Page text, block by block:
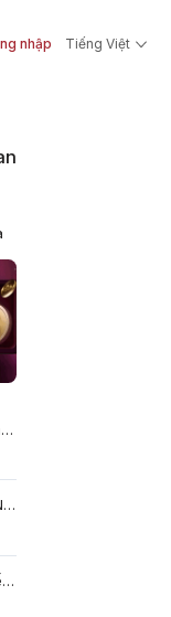
nhập Tiếng Việt
Đặc điểm tiền tệ của đồng đô la Canada và động thái tỷ giá hối đoái
BOJ là gì? Ngân hàng Trung ương Nhật Bản (Bank Of Japan)
Sức mạnh đồng đô la ảnh hưởng đến hàng hóa: Hướng dẫn đầu tư